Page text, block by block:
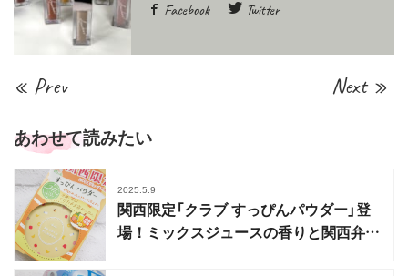
Facebook Twitter
« Prev Next »
あわせて読みたい
2025.5.9
関西限定「クラブ すっぴんパウダー」登
場！ミックスジュースの香りと関西弁パ